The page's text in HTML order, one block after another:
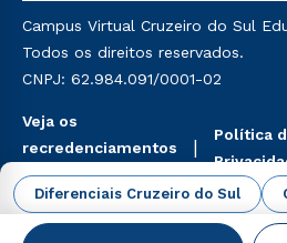
Diferenciais Cruzeiro do Sul
mencionadas são referentes
Religioso, Geografia para a
do Ensino de História:
Campus Virtual Cruzeiro do Sul
Todos os direitos reservados.
CNPJ: 62.984.091/0001-02
Veja os
recredenciamentos
aqui
Política